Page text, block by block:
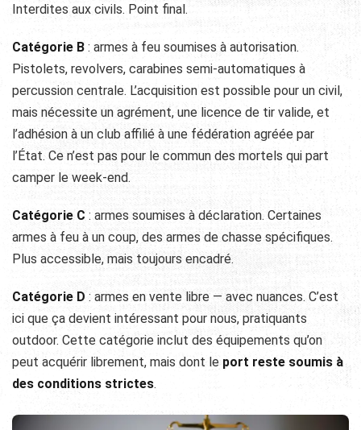
Interdites aux civils. Point final.
Catégorie B : armes à feu soumises à autorisation.
Pistolets, revolvers, carabines semi-automatiques à
percussion centrale. L’acquisition est possible pour un civil,
mais nécessite un agrément, une licence de tir valide, et
l’adhésion à un club affilié à une fédération agréée par
l’État. Ce n’est pas pour le commun des mortels qui part
camper le week-end.
Catégorie C : armes soumises à déclaration. Certaines
armes à feu à un coup, des armes de chasse spécifiques.
Plus accessible, mais toujours encadré.
Catégorie D : armes en vente libre — avec nuances. C’est
ici que ça devient intéressant pour nous, pratiquants
outdoor. Cette catégorie inclut des équipements qu’on
peut acquérir librement, mais dont le port reste soumis à
des conditions strictes.